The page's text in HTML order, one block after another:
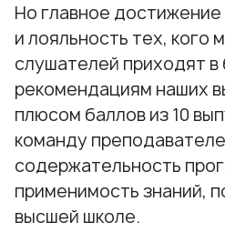
Но главное
и лояльность тех, кого
слушателей приходят
рекомендациям наших
плюсом баллов из 10
команду
содержательность
применимость знаний,
высшей школе.